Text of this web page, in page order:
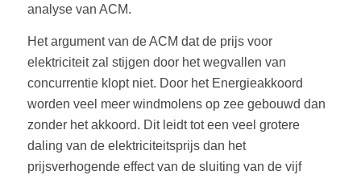
analyse van ACM.
Het argument van de ACM dat de prijs voor
elektriciteit zal stijgen door het wegvallen van
concurrentie klopt niet. Door het Energieakkoord
worden veel meer windmolens op zee gebouwd dan
zonder het akkoord. Dit leidt tot een veel grotere
daling van de elektriciteitsprijs dan het
prijsverhogende effect van de sluiting van de vijf